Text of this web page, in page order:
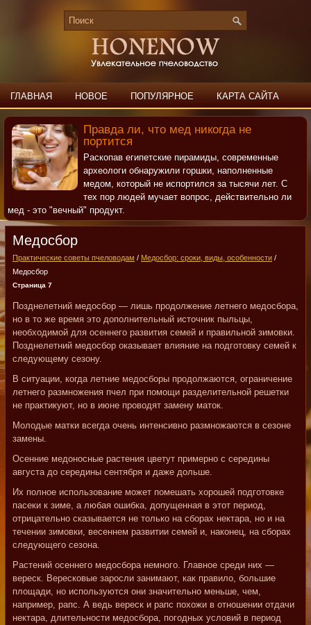
ГЛАВНАЯ НОВОЕ ПОПУЛЯРНОЕ КАРТА САЙТА
ПОИСК КОНТАКТЫ
Правда ли, что мед никогда не
портится
Раскопав египетские пирамиды, современные
археологи обнаружили горшки, наполненные
медом, который не испортился за тысячи лет. С
тех пор людей мучает вопрос, действительно ли
мед - это "вечный" продукт.
Медосбор
Практические советы пчеловодам / Медосбор: сроки, виды, особенности /
Медосбор
Страница 7
Позднелетний медосбор — лишь продолжение летнего медосбора,
но в то же время это дополнительный источник пыльцы,
необходимой для осеннего развития семей и правильной зимовки.
Позднелетний медосбор оказывает влияние на подготовку семей к
следующему сезону.
В ситуации, когда летние медосборы продолжаются, ограничение
летнего размножения пчел при помощи разделительной решетки
не практикуют, но в июне проводят замену маток.
Молодые матки всегда очень интенсивно размножаются в сезоне
замены.
Осенние медоносные растения цветут примерно с середины
августа до середины сентября и даже дольше.
Их полное использование может помешать хорошей подготовке
пасеки к зиме, а любая ошибка, допущенная в этот период,
отрицательно сказывается не только на сборах нектара, но и на
течении зимовки, весеннем развитии семей и, наконец, на сборах
следующего сезона.
Растений осеннего медосбора немного. Главное среди них —
вереск. Вересковые заросли занимают, как правило, большие
площади, но используются они значительно меньше, чем,
например, рапс. А ведь вереск и рапс похожи в отношении отдачи
нектара, длительности медосбора, погодных условий в период